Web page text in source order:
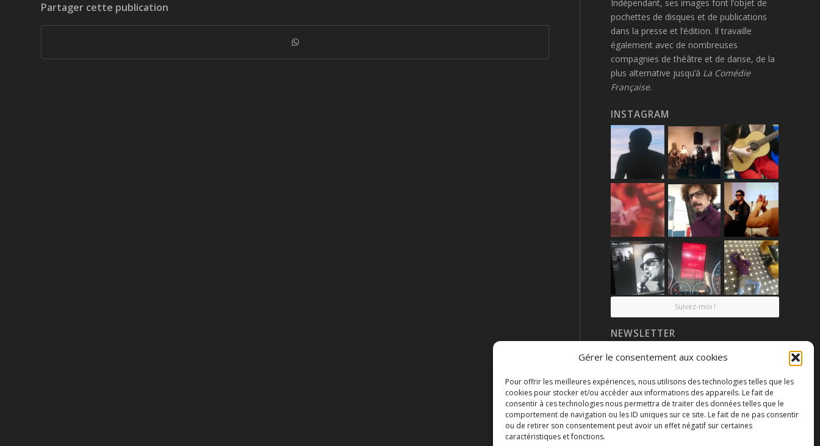
Gérer le consentement aux cookies
Pour offrir les meilleures expériences, nous utilisons des technologies telles que les
cookies pour stocker et/ou accéder aux informations des appareils. Le fait de
consentir à ces technologies nous permettra de traiter des données telles que le
comportement de navigation ou les ID uniques sur ce site. Le fait de ne pas consentir
ou de retirer son consentement peut avoir un effet négatif sur certaines
caractéristiques et fonctions.
Partager cette publication
Indépendant, ses images font l’objet de
pochettes de disques et de publications
dans la presse et l’édition. Il travaille
également avec de nombreuses
compagnies de théâtre et de danse, de la
plus alternative jusqu’à La Comédie
Française.
INSTAGRAM
Suivez-moi !
NEWSLETTER